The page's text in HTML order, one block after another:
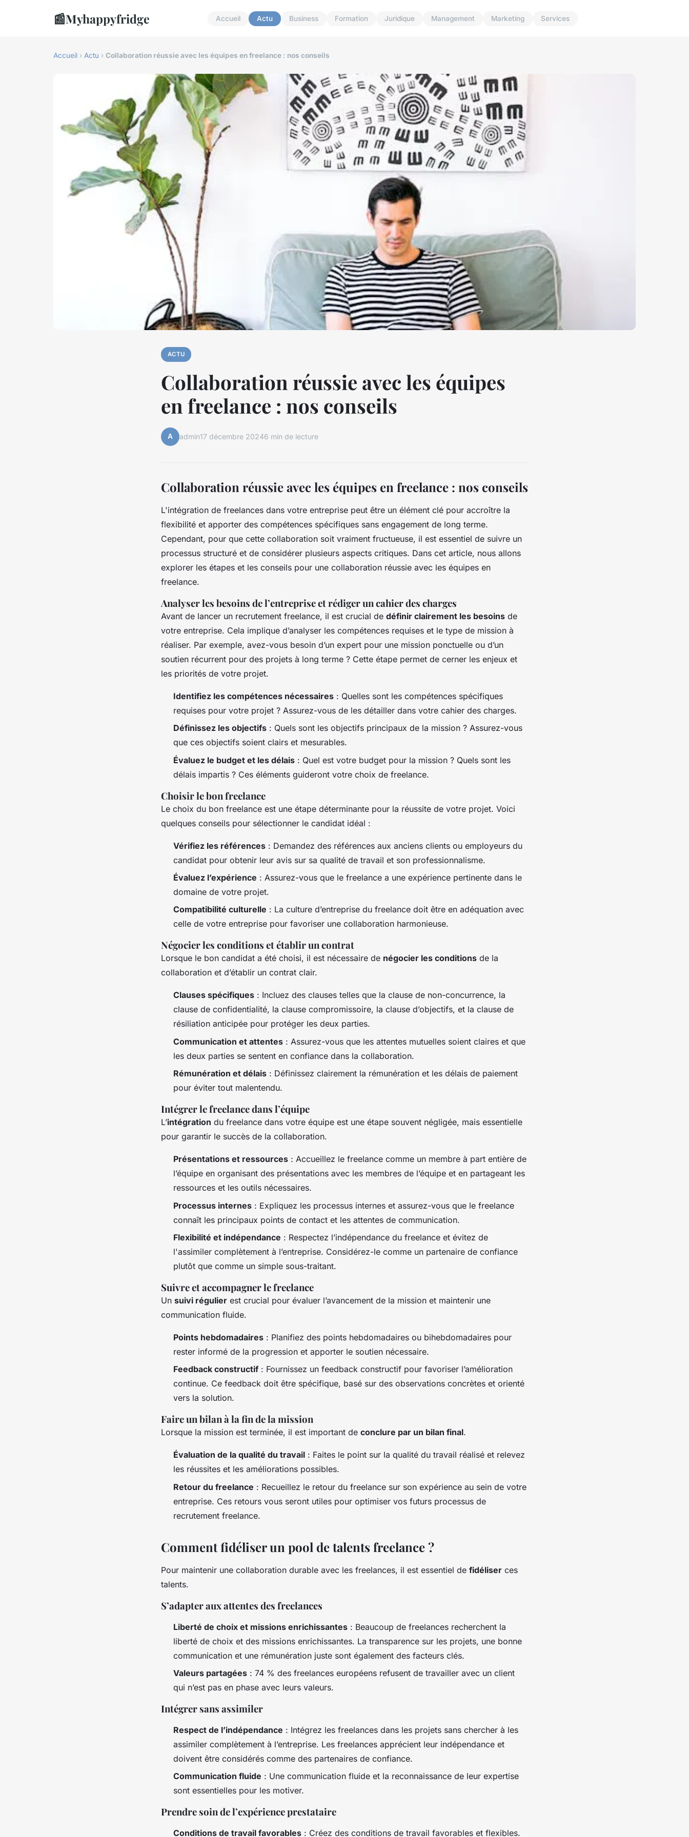
📰Myhappyfridge Accueil Actu Business Formation Juridique Management Marketing Services
Accueil › Actu › Collaboration réussie avec les équipes en freelance : nos conseils
ACTU
Collaboration réussie avec les équipes
en freelance : nos conseils
A admin17 décembre 20246 min de lecture
Collaboration réussie avec les équipes en freelance : nos conseils
L'intégration de freelances dans votre entreprise peut être un élément clé pour accroître la
flexibilité et apporter des compétences spécifiques sans engagement de long terme.
Cependant, pour que cette collaboration soit vraiment fructueuse, il est essentiel de suivre un
processus structuré et de considérer plusieurs aspects critiques. Dans cet article, nous allons
explorer les étapes et les conseils pour une collaboration réussie avec les équipes en
freelance.
Analyser les besoins de l’entreprise et rédiger un cahier des charges
Avant de lancer un recrutement freelance, il est crucial de définir clairement les besoins de
votre entreprise. Cela implique d’analyser les compétences requises et le type de mission à
réaliser. Par exemple, avez-vous besoin d’un expert pour une mission ponctuelle ou d’un
soutien récurrent pour des projets à long terme ? Cette étape permet de cerner les enjeux et
les priorités de votre projet.
Identifiez les compétences nécessaires : Quelles sont les compétences spécifiques
requises pour votre projet ? Assurez-vous de les détailler dans votre cahier des charges.
Définissez les objectifs : Quels sont les objectifs principaux de la mission ? Assurez-vous
que ces objectifs soient clairs et mesurables.
Évaluez le budget et les délais : Quel est votre budget pour la mission ? Quels sont les
délais impartis ? Ces éléments guideront votre choix de freelance.
Choisir le bon freelance
Le choix du bon freelance est une étape déterminante pour la réussite de votre projet. Voici
quelques conseils pour sélectionner le candidat idéal :
Vérifiez les références : Demandez des références aux anciens clients ou employeurs du
candidat pour obtenir leur avis sur sa qualité de travail et son professionnalisme.
Évaluez l’expérience : Assurez-vous que le freelance a une expérience pertinente dans le
domaine de votre projet.
Compatibilité culturelle : La culture d’entreprise du freelance doit être en adéquation avec
celle de votre entreprise pour favoriser une collaboration harmonieuse.
Négocier les conditions et établir un contrat
Lorsque le bon candidat a été choisi, il est nécessaire de négocier les conditions de la
collaboration et d’établir un contrat clair.
Clauses spécifiques : Incluez des clauses telles que la clause de non-concurrence, la
clause de confidentialité, la clause compromissoire, la clause d’objectifs, et la clause de
résiliation anticipée pour protéger les deux parties.
Communication et attentes : Assurez-vous que les attentes mutuelles soient claires et que
les deux parties se sentent en confiance dans la collaboration.
Rémunération et délais : Définissez clairement la rémunération et les délais de paiement
pour éviter tout malentendu.
Intégrer le freelance dans l’équipe
L’intégration du freelance dans votre équipe est une étape souvent négligée, mais essentielle
pour garantir le succès de la collaboration.
Présentations et ressources : Accueillez le freelance comme un membre à part entière de
l’équipe en organisant des présentations avec les membres de l’équipe et en partageant les
ressources et les outils nécessaires.
Processus internes : Expliquez les processus internes et assurez-vous que le freelance
connaît les principaux points de contact et les attentes de communication.
Flexibilité et indépendance : Respectez l’indépendance du freelance et évitez de
l'assimiler complètement à l’entreprise. Considérez-le comme un partenaire de confiance
plutôt que comme un simple sous-traitant.
Suivre et accompagner le freelance
Un suivi régulier est crucial pour évaluer l’avancement de la mission et maintenir une
communication fluide.
Points hebdomadaires : Planifiez des points hebdomadaires ou bihebdomadaires pour
rester informé de la progression et apporter le soutien nécessaire.
Feedback constructif : Fournissez un feedback constructif pour favoriser l’amélioration
continue. Ce feedback doit être spécifique, basé sur des observations concrètes et orienté
vers la solution.
Faire un bilan à la fin de la mission
Lorsque la mission est terminée, il est important de conclure par un bilan final.
Évaluation de la qualité du travail : Faites le point sur la qualité du travail réalisé et relevez
les réussites et les améliorations possibles.
Retour du freelance : Recueillez le retour du freelance sur son expérience au sein de votre
entreprise. Ces retours vous seront utiles pour optimiser vos futurs processus de
recrutement freelance.
Comment fidéliser un pool de talents freelance ?
Pour maintenir une collaboration durable avec les freelances, il est essentiel de fidéliser ces
talents.
S’adapter aux attentes des freelances
Liberté de choix et missions enrichissantes : Beaucoup de freelances recherchent la
liberté de choix et des missions enrichissantes. La transparence sur les projets, une bonne
communication et une rémunération juste sont également des facteurs clés.
Valeurs partagées : 74 % des freelances européens refusent de travailler avec un client
qui n’est pas en phase avec leurs valeurs.
Intégrer sans assimiler
Respect de l’indépendance : Intégrez les freelances dans les projets sans chercher à les
assimiler complètement à l’entreprise. Les freelances apprécient leur indépendance et
doivent être considérés comme des partenaires de confiance.
Communication fluide : Une communication fluide et la reconnaissance de leur expertise
sont essentielles pour les motiver.
Prendre soin de l’expérience prestataire
Conditions de travail favorables : Créez des conditions de travail favorables et flexibles.